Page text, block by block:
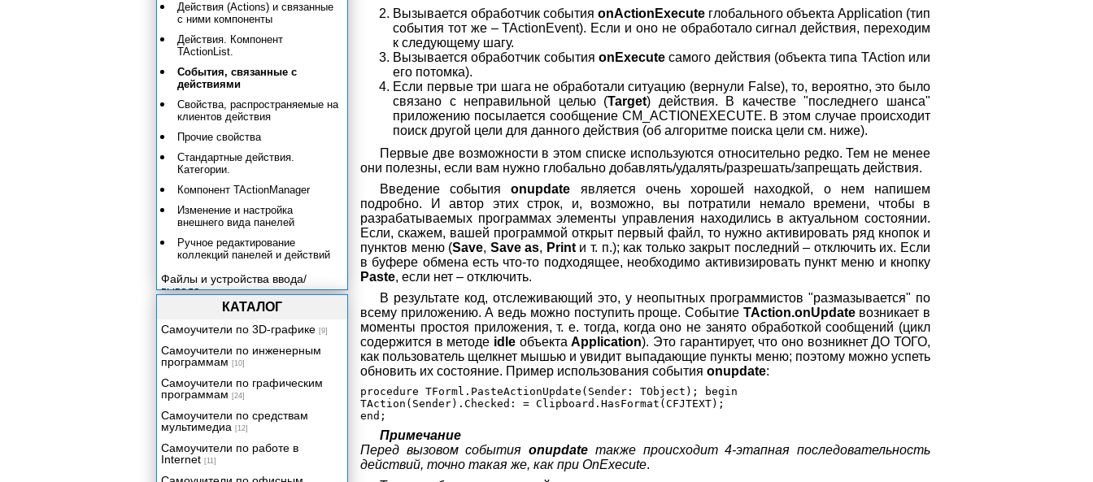
Вызывается обработчик события onActionExecute глобального объекта Application (тип
события тот же – TActionEvent). Если и оно не обработало сигнал действия, переходим
к следующему шагу.
Вызывается обработчик события onExecute самого действия (объекта типа TAction или
его потомка).
Если первые три шага не обработали ситуацию (вернули False), то, вероятно, это было
связано с неправильной целью (Target) действия. В качестве "последнего шанса"
приложению посылается сообщение CM_ACTIONEXECUTE. В этом случае происходит
поиск другой цели для данного действия (об алгоритме поиска цели см. ниже).
Первые две возможности в этом списке используются относительно редко. Тем не менее
они полезны, если вам нужно глобально добавлять/удалять/разрешать/запрещать действия.
Введение событияonupdate является очень хорошей находкой, о нем напишем
подробно. И автор этих строк, и, возможно, вы потратили немало времени, чтобы в
разрабатываемых программах элементы управления находились в актуальном состоянии.
Если, скажем, вашей программой открыт первый файл, то нужно активировать ряд кнопок и
пунктов меню (Save, Save as, Printи т. п.); как только закрыт последний – отключить их. Если
в буфере обмена есть что-то подходящее, необходимо активизировать пункт меню и кнопку
Paste, если нет – отключить.
В результате код, отслеживающий это, у неопытных программистов "размазывается" по
всему приложению. А ведь можно поступить проще. Событие TAction.onUpdateвозникает в
моменты простоя приложения, т. е. тогда, когда оно не занято обработкой сообщений (цикл
содержится в методе idle объектаApplication). Это гарантирует, что оно возникнет ДО ТОГО,
как пользователь щелкнет мышью и увидит выпадающие пункты меню; поэтому можно успеть
обновить их состояние. Пример использования события onupdate:
procedure TForml.PasteActionUpdate(Sender: TObject); begin
TAction(Sender).Checked: = Clipboard.HasFormat(CFJTEXT);
Примечание
Перед вызовом событияonupdate также происходит 4-этапная последовательность
действий, точно такая же, как при OnExecute.
Действия (Actions) и связанные
с ними компоненты
Действия. Компонент
TActionList.
События, связанные с
действиями
Свойства, распространяемые на
клиентов действия
Прочие свойства
Стандартные действия.
Категории.
Компонент TActionManager
Изменение и настройка
внешнего вида панелей
Ручное редактирование
коллекций панелей и действий
Файлы и устройства ввода/
вывода
Использование графики
Архитектура приложений баз
Набор данных
Поля и типы данных
Механизмы управления данными
Компоненты отображения
данных
Процессор баз данных Borland
Database Engine
КАТАЛОГ
Самоучители по 3D-графике [9]
Самоучители по инженерным
программам [10]
Самоучители по графическим
программам [24]
Самоучители по средствам
мультимедиа [12]
Самоучители по работе в
Internet [11]